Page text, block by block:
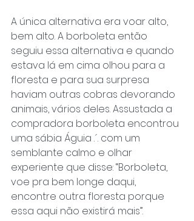
A única alternativa era voar alto,
bem alto. A borboleta então
seguiu essa alternativa e quando
estava lá em cima olhou para a
floresta e para sua surpresa
haviam outras cobras devorando
animais, vários deles. Assustada a
compradora borboleta encontrou
uma sábia Águia .´. com um
semblante calmo e olhar
experiente que disse: “Borboleta,
voe pra bem longe daqui,
encontre outra floresta porque
essa aqui não existirá mais”.